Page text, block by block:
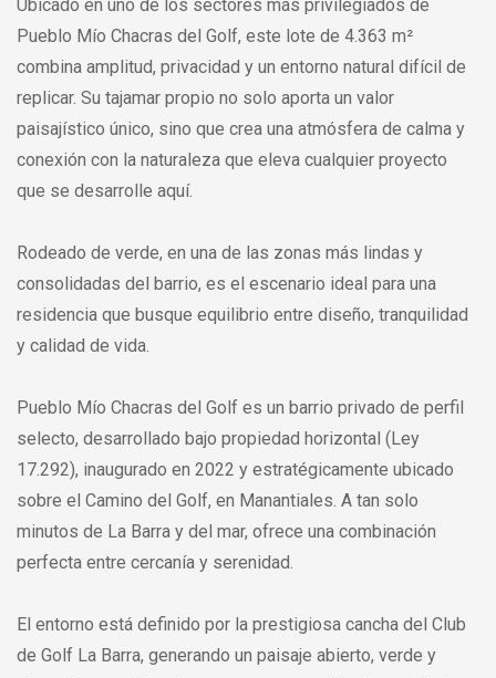
Ubicado en uno de los sectores más privilegiados de
Pueblo Mío Chacras del Golf, este lote de 4.363 m²
combina amplitud, privacidad y un entorno natural difícil de
replicar. Su tajamar propio no solo aporta un valor
paisajístico único, sino que crea una atmósfera de calma y
conexión con la naturaleza que eleva cualquier proyecto
que se desarrolle aquí.
Rodeado de verde, en una de las zonas más lindas y
consolidadas del barrio, es el escenario ideal para una
residencia que busque equilibrio entre diseño, tranquilidad
y calidad de vida.
Pueblo Mío Chacras del Golf es un barrio privado de perfil
selecto, desarrollado bajo propiedad horizontal (Ley
17.292), inaugurado en 2022 y estratégicamente ubicado
sobre el Camino del Golf, en Manantiales. A tan solo
minutos de La Barra y del mar, ofrece una combinación
perfecta entre cercanía y serenidad.
El entorno está definido por la prestigiosa cancha del Club
de Golf La Barra, generando un paisaje abierto, verde y